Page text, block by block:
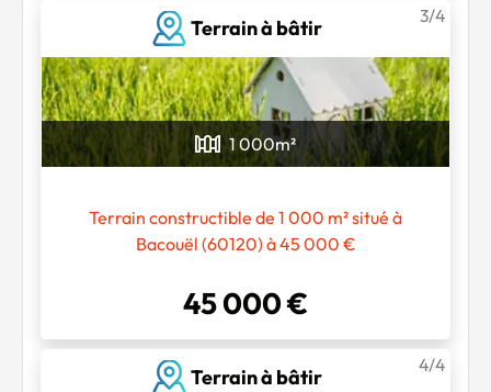
Terrain à bâtir
3/4
1 000m²
Terrain constructible de 1 000 m² situé à
Bacouël (60120) à 45 000 €
45 000 €
Terrain à bâtir
4/4